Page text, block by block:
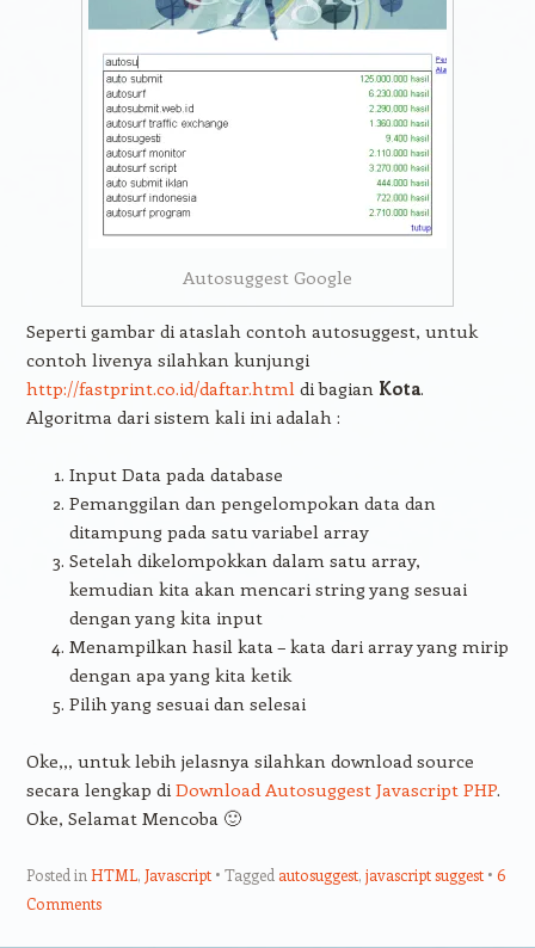
Autosuggest Google
Seperti gambar di ataslah contoh autosuggest, untuk
contoh livenya silahkan kunjungi
http://fastprint.co.id/daftar.htmldi bagian Kota.
Algoritma dari sistem kali ini adalah :
Input Data pada database
Pemanggilan dan pengelompokan data dan
ditampung pada satu variabel array
Setelah dikelompokkan dalam satu array,
kemudian kita akan mencari string yang sesuai
dengan yang kita input
Menampilkan hasil kata – kata dari array yang mirip
dengan apa yang kita ketik
Pilih yang sesuai dan selesai
Oke,,, untuk lebih jelasnya silahkan download source
secara lengkap di Download Autosuggest Javascript PHP.
Oke, Selamat Mencoba 🙂
Posted in HTML, Javascript Tagged autosuggest, javascript suggest
6
Comments